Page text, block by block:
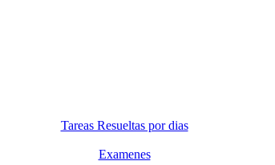
Tareas Resueltas por dias
Examenes